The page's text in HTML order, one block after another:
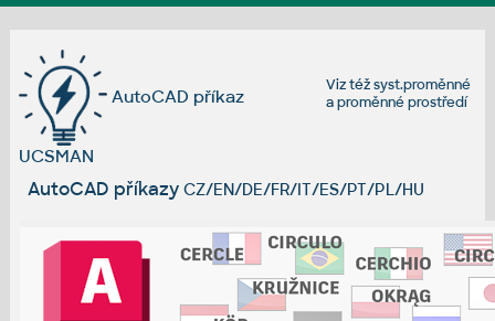
Viz téžsyst.proměnné
aproměnné prostředí
AutoCAD příkaz
UCSMAN
AutoCAD příkazy CZ/EN/DE/FR/IT/ES/PT/PL/HU